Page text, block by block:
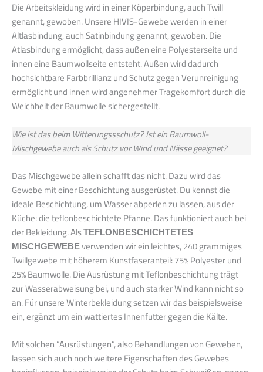
Die Arbeitskleidung wird in einer Köperbindung, auch Twill
genannt, gewoben. Unsere HIVIS-Gewebe werden in einer
Altlasbindung, auch Satinbindung genannt, gewoben. Die
Atlasbindung ermöglicht, dass außen eine Polyesterseite und
innen eine Baumwollseite entsteht. Außen wird dadurch
hochsichtbare Farbbrillianz und Schutz gegen Verunreinigung
ermöglicht und innen wird angenehmer Tragekomfort durch die
Weichheit der Baumwolle sichergestellt.
Wie ist das beim Witterungssschutz? Ist ein Baumwoll-
Mischgewebe auch als Schutz vor Wind und Nässe geeignet?
Das Mischgewebe allein schafft das nicht. Dazu wird das
Gewebe mit einer Beschichtung ausgerüstet. Du kennst die
ideale Beschichtung, um Wasser abperlen zu lassen, aus der
Küche: die teflonbeschichtete Pfanne. Das funktioniert auch bei
der Bekleidung. AlsTEFLONBESCHICHTETES
MISCHGEWEBEverwenden wir ein leichtes, 240 grammiges
Twillgewebe mit höherem Kunstfaseranteil: 75% Polyester und
25% Baumwolle. Die Ausrüstung mit Teflonbeschichtung trägt
zur Wasserabweisung bei, und auch starker Wind kann nicht so
an. Für unsere Winterbekleidung setzen wir das beispielsweise
ein, ergänzt um ein wattiertes Innenfutter gegen die Kälte.
Mit solchen “Ausrüstungen”, also Behandlungen von Geweben,
lassen sich auch noch weitere Eigenschaften des Gewebes